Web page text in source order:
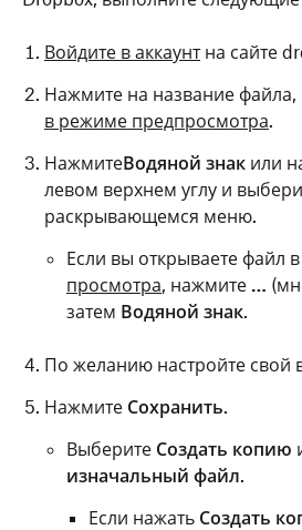
Войдите в аккаунтна сайте
Нажмите на название
в режиме предпросмотра.
НажмитеВодяной знак или
левом верхнем углу и
раскрывающемся меню.
Если вы открываете файл
просмотра, нажмите …
затем Водяной знак.
По желанию настройте свой
Нажмите Сохранить.
Выберите Создать копию
изначальный файл.
Если нажать Создать